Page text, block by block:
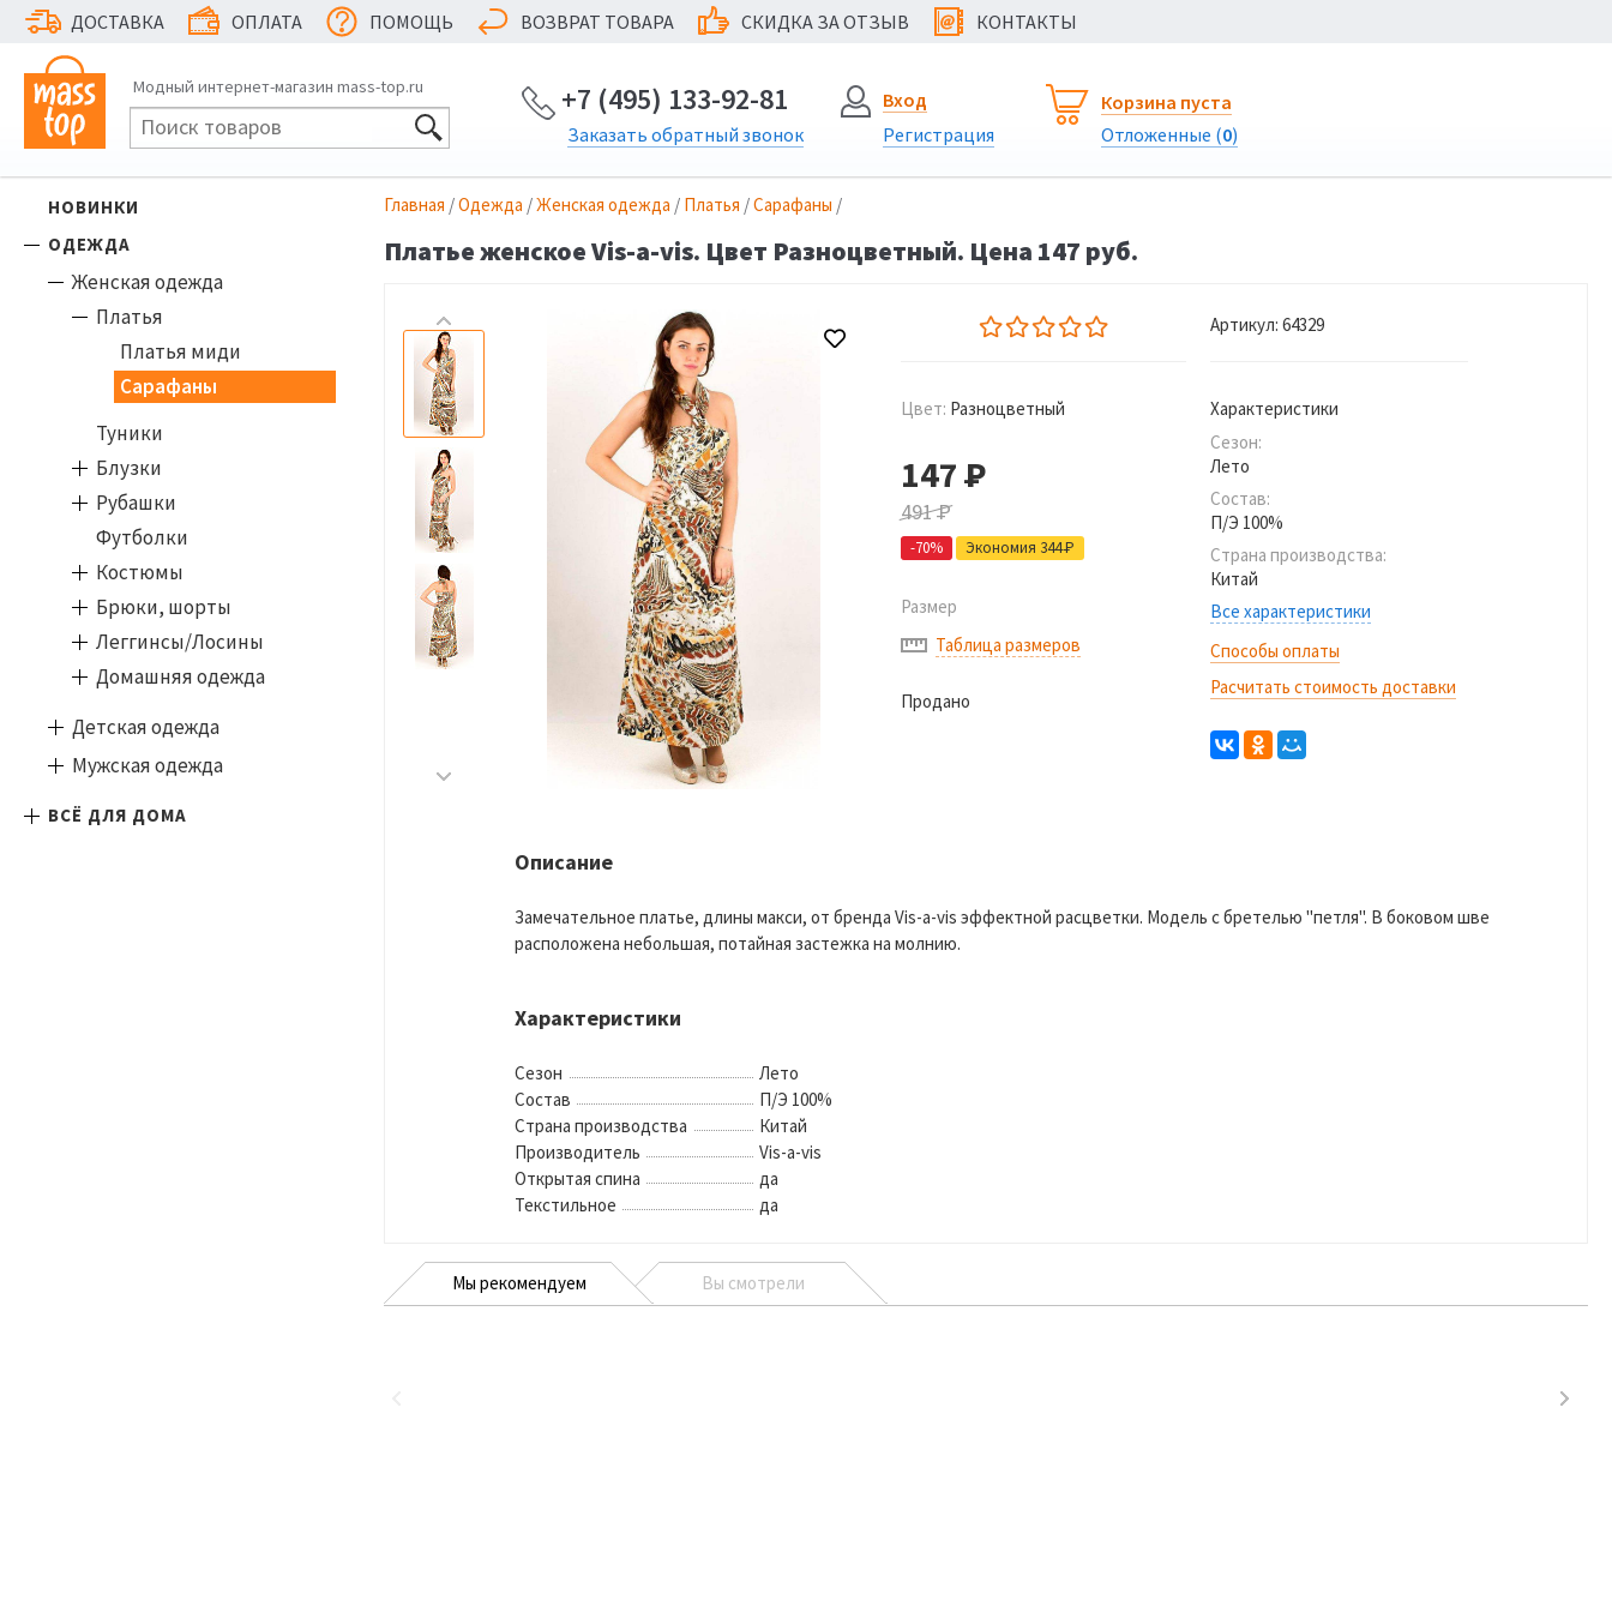
ДОСТАВКА ОПЛАТА ПОМОЩЬ ВОЗВРАТ ТОВАРА СКИДКА ЗА ОТЗЫВ @ КОНТАКТЫ
Модный интернет-магазин mass-top.ru +7 (495) 133-92-81
Заказать обратный звонок
Вход
Регистрация
Корзина пуста
Отложенные (0)
НОВИНКИ
ОДЕЖДА
Женская одежда
Платья
Платья миди
Сарафаны
Туники
Блузки
Рубашки
Футболки
Костюмы
Брюки, шорты
Леггинсы/Лосины
Домашняя одежда
Детская одежда
Мужская одежда
ВСЁ ДЛЯ ДОМА
Главная /Одежда /Женская одежда / Платья /Сарафаны /
Платье женское Vis-a-vis. Цвет Разноцветный. Цена 147 руб.
Цвет: Разноцветный
147Р
491Р
-70% Экономия 344Р
Размер
Таблица размеров
Продано
Артикул: 64329
Характеристики
Сезон:
Лето
Состав:
П/Э 100%
Страна производства:
Китай
Все характеристики
Способы оплаты
Расчитать стоимость доставки
Описание
Замечательное платье, длины макси, от бренда Vis-a-vis эффектной расцветки. Модель с бретелью "петля". В боковом шве
расположена небольшая, потайная застежка на молнию.
Характеристики
Сезон
Лето
Состав
П/Э 100%
Страна производства
Китай
Производитель
Vis-a-vis
Открытая спина
да
Текстильное
да
Мы рекомендуем Вы смотрели